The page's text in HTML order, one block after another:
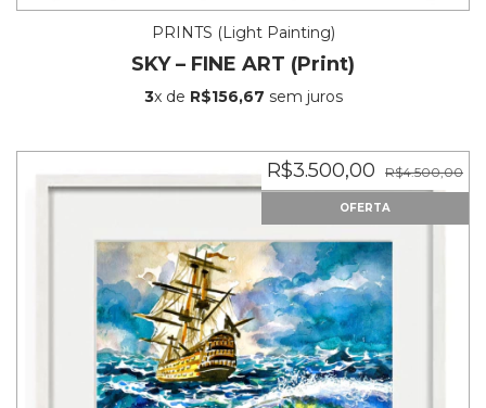
PRINTS (Light Painting)
SKY – FINE ART (Print)
3x de R$156,67 sem juros
R$3.500,00 R$4.500,00
OFERTA